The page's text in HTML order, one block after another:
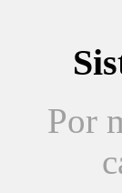
Por